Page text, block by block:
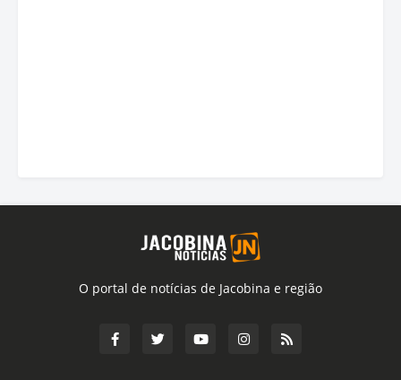
O portal de notícias de Jacobina e região